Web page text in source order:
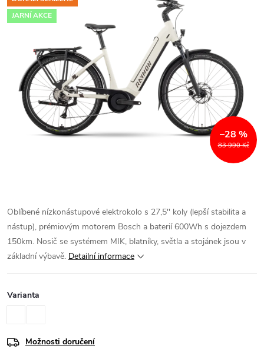
JARNÍ AKCE
83 990 Kč
–28 %
Oblíbené nízkonástupové elektrokolo s 27,5'' koly (lepší stabilita a
nástup), prémiovým motorem Bosch a baterií 600Wh s dojezdem
150km. Nosič se systémem MIK, blatníky, světla a stojánek jsou v
základní výbavě. Detailní informace
Varianta
Možnosti doručení